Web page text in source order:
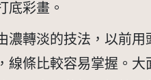
底彩畫。
濃轉淡的技法，以前用
線條比較容易掌握。大